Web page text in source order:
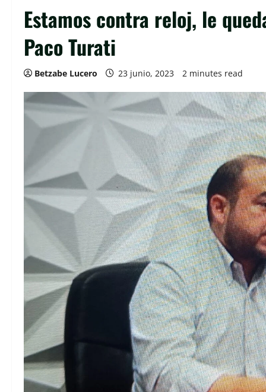
Estamos contra reloj, le
Paco Turati
Betzabe Lucero 23 junio, 2023 2 minutes read